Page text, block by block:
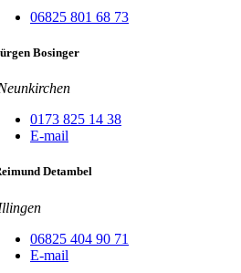
06825 801 68 73
Bosinger
0173 825 14 38
E-mail
Detambel
06825 404 90 71
E-mail